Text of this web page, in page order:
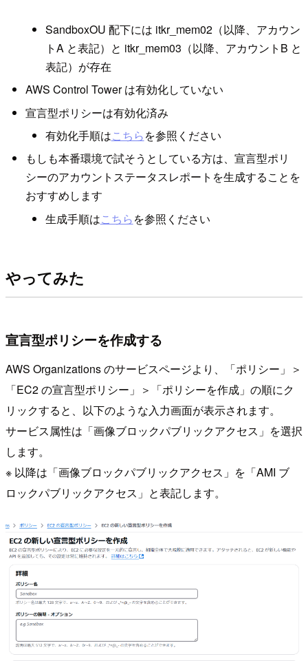
SandboxOU 配下には itkr_mem02（以降、アカウン
トA と表記）と itkr_mem03（以降、アカウントB と
表記）が存在
AWS Control Tower は有効化していない
宣言型ポリシーは有効化済み
有効化手順はこちらを参照ください
もしも本番環境で試そうとしている方は、宣言型ポリ
シーのアカウントステータスレポートを生成することを
おすすめします
生成手順はこちらを参照ください
やってみた
宣言型ポリシーを作成する
AWS Organizations のサービスページより、「ポリシー」＞
「EC2 の宣言型ポリシー」＞「ポリシーを作成」の順にク
リックすると、以下のような入力画面が表示されます。
サービス属性は「画像ブロックパブリックアクセス」を選択
します。
※ 以降は「画像ブロックパブリックアクセス」を「AMI ブ
ロックパブリックアクセス」と表記します。